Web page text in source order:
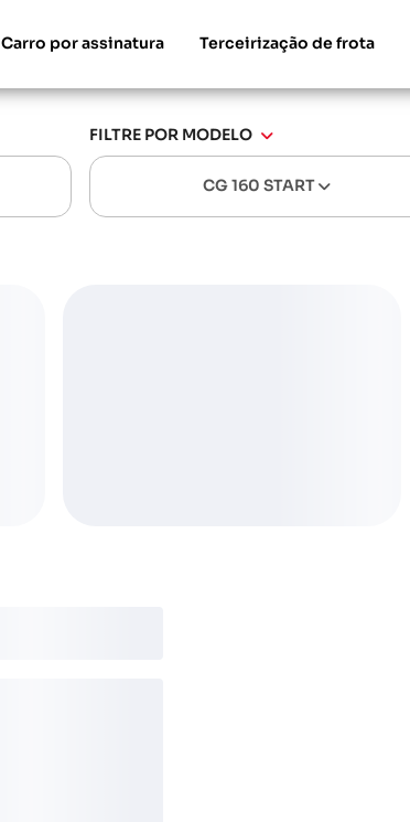
Carro por assinatura Terceirização de frota
FILTRE POR MODELO
CG 160 START